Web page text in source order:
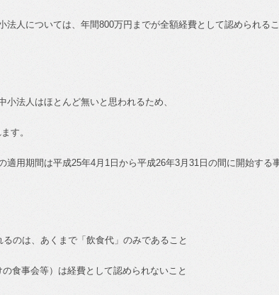
法人については、年間800万円までが全額経費として認められるこ
法人はほとんど無いと思われるため、
す。
適用期間は平成25年4月 1 日から平成26年3月 31 日の間に開始する
るのは、あくまで「飲食代」のみであること
食事会等）は経費として認められないこと